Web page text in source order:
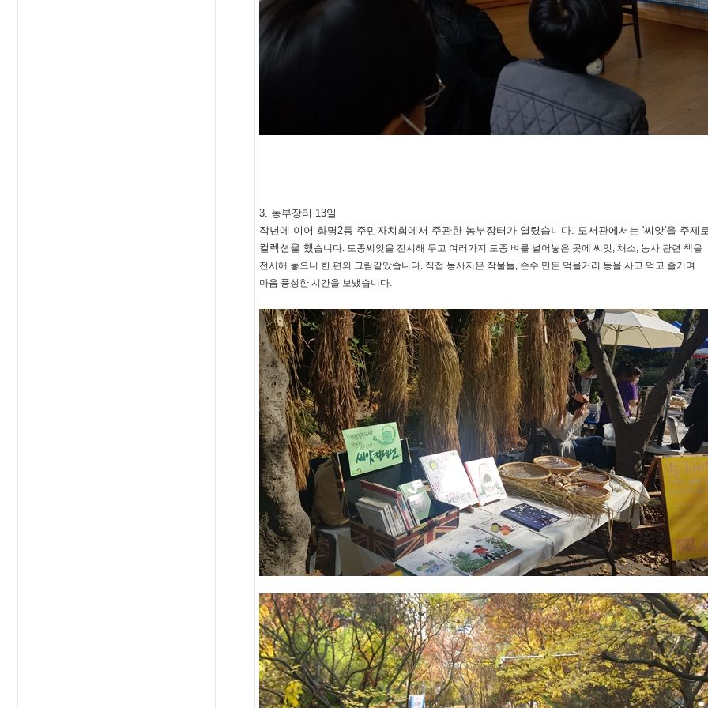
3. 농부장터 13일
작년에 이어 화명2동 주민자치회에서 주관한 농부장터가 열렸습니다. 도서관에서는 '씨앗'을 주제
컬렉션을 했 습니다. 토종씨앗을 전시해 두고 여러가지 토종 벼를 널어놓은 곳에 씨앗, 채소, 농사 관련 책을
전시해 놓으니 한 편의 그림같았습니다. 직접 농사지은 작물들, 손수 만든 먹을거리 등을 사고 먹고 즐기며
마음 풍성한 시간을 보냈습니다.